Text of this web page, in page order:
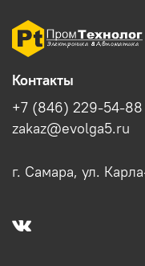
Контакты
+7 (846) 229-54-88
zakaz@evolga5.ru
г. Самара, ул.